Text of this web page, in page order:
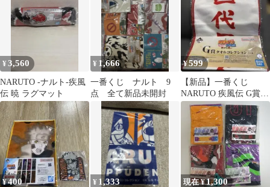
¥3,560
NARUTO -ナルト-疾風
伝 暁 ラグマット
¥ 1,666
一番くじ ナルト 9
点 全て新品未開封
¥599
【新品】一番くじ
NARUTO 疾風伝 G賞
タオルコレクション 四
代目火影
¥400 ¥ 1,333 現在 ¥1,300